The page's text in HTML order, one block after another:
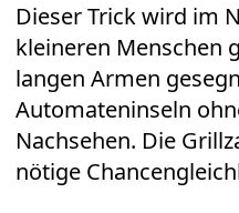
Dieser Trick wird im
kleineren Menschen
langen Armen
Automateninseln
Nachsehen. Die
nötige